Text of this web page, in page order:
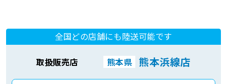
全国どの店舗にも陸送可能です
取扱販売店 熊本県 熊本浜線店